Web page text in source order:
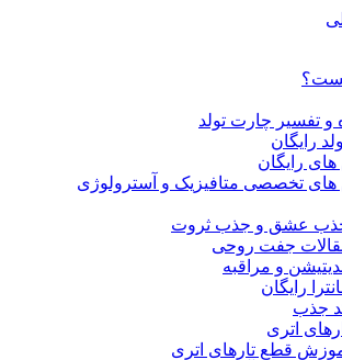
و تفسیر چارت تولد
رایگان
رایگان
های تخصصی متافیزیک و آسترولوژی
جذب عشق و جذب ثروت
جفت روحی
و مراقبه
رایگان
جذب
اتری
قطع تارهای اتری